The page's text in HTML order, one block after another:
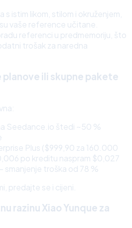
istim likom, stilom i okruženjem,
vaše reference učitane.
referenci u predmemoriju, što
trošak za naredna
ili skupne pakete
Seedance.io štedi ~50 %
Plus ($999,90 za 160.000
po kreditu naspram $0,027
smanjenje troška od 78 %
predajte se i cijeni.
razinu Xiao Yunque za